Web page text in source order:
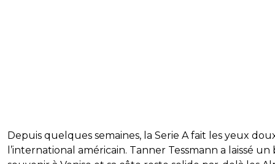
Depuis quelques semaines, la Serie A fait les yeux
l’international américain. Tanner Tessmann a laissé un